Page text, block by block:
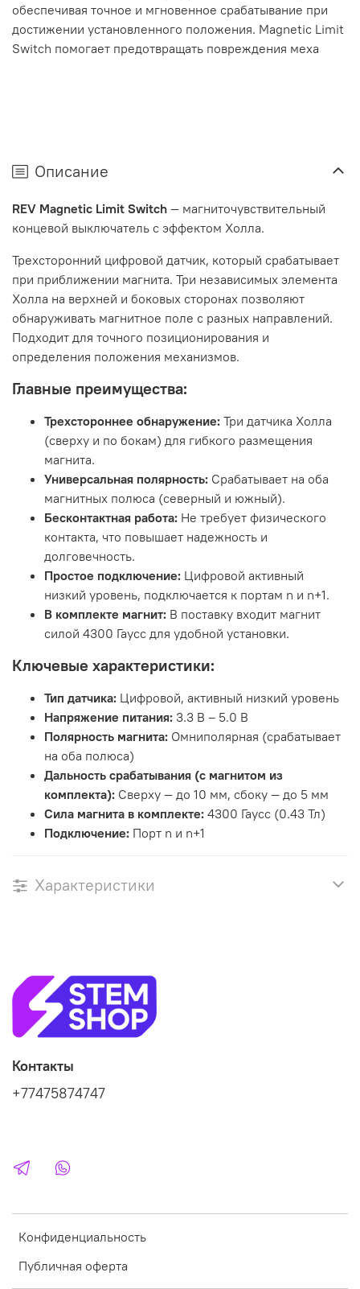
обеспечивая точное и мгновенное срабатывание при
достижении установленного положения. Magnetic Limit
Switch помогает предотвращать повреждения меха
Описание
REV Magnetic Limit Switch — магниточувствительный
концевой выключатель с эффектом Холла.
Трехсторонний цифровой датчик, который срабатывает
при приближении магнита. Три независимых элемента
Холла на верхней и боковых сторонах позволяют
обнаруживать магнитное поле с разных направлений.
Подходит для точного позиционирования и
определения положения механизмов.
Главные преимущества:
Трехстороннее обнаружение: Три датчика Холла
(сверху и по бокам) для гибкого размещения
магнита.
Универсальная полярность: Срабатывает на оба
магнитных полюса (северный и южный).
Бесконтактная работа: Не требует физического
контакта, что повышает надежность и
долговечность.
Простое подключение: Цифровой активный
низкий уровень, подключается к портам n и n+1.
В комплекте магнит: В поставку входит магнит
силой 4300 Гаусс для удобной установки.
Ключевые характеристики:
Тип датчика: Цифровой, активный низкий уровень
Напряжение питания: 3.3 В – 5.0 В
Полярность магнита: Омниполярная (срабатывает
на оба полюса)
Дальность срабатывания (с магнитом из
комплекта): Сверху — до 10 мм, сбоку — до 5 мм
Сила магнита в комплекте: 4300 Гаусс (0.43 Тл)
Подключение: Порт n и n+1
Характеристики
Конфиденциальность
Публичная оферта
Контакты
+77475874747